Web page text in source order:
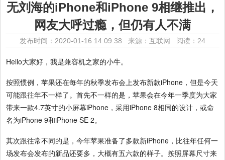
无刘海的iPhone和iPhone 9相继推出，
网友大呼过瘾，但仍有人不满
发布时间：2020-01-16 14:09:38 来源：互联网 阅读：24
Hello大家好，我是兼容机之家的小牛。
按照惯例，苹果还在每年的秋季发布会上发布新款iPhone，但是今天
可能跟往年不一样了。首先不一样的是，苹果会在今年一季度为大家
带来一款4.7英寸的小屏幕iPhone，采用iPhone 8相同的设计，或命
名为iPhone 9和iPhone SE 2。
其次跟往常不同的是，今年苹果准备了多款新iPhone，比往年任何一
场发布会发布的新品还要多，大概有五六款的样子。按照屏幕尺寸来